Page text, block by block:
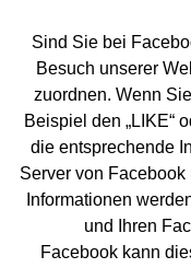
Sind Sie bei
Besuch unserer
zuordnen. Wenn
Beispiel den „LIKE“
die entsprechende
Server von
Informationen
und Ihren
Facebook kann